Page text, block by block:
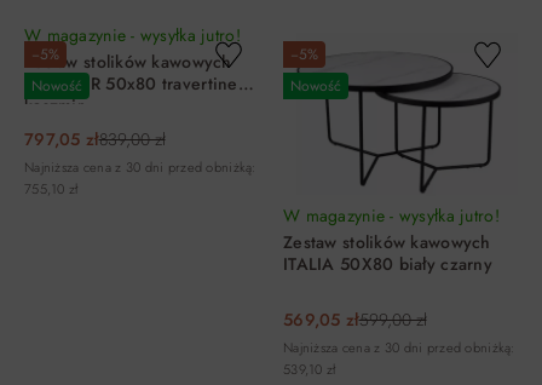
−5%
Nowość
W magazynie - wysyłka jutro!
Zestaw stolików kawowych
DEMETER 50x80 travertine
kaszmir
797,05 zł839,00 zł
Najniższa cena z 30 dni przed obniżką:
755,10 zł
−5%
Nowość
W magazynie - wysyłka jutro!
Zestaw stolików kawowych
ITALIA 50X80 biały czarny
569,05 zł599,00 zł
Najniższa cena z 30 dni przed obniżką:
539,10 zł